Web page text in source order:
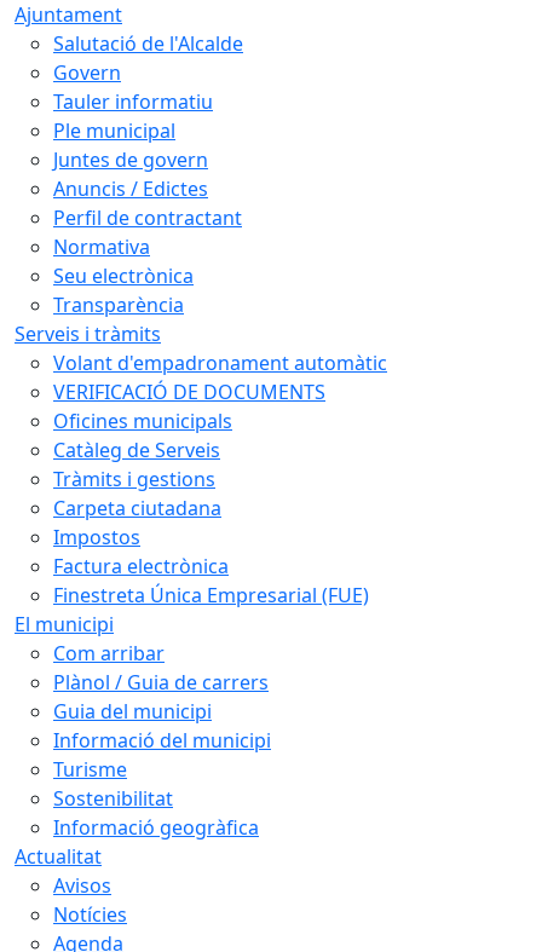
Ajuntament
Salutació de l'Alcalde
Govern
Tauler informatiu
Ple municipal
Juntes de govern
Anuncis / Edictes
Perfil de contractant
Normativa
Seu electrònica
Transparència
Serveis i tràmits
Volant d'empadronament automàtic
VERIFICACIÓ DE DOCUMENTS
Oficines municipals
Catàleg de Serveis
Tràmits i gestions
Carpeta ciutadana
Impostos
Factura electrònica
Finestreta Única Empresarial (FUE)
El municipi
Com arribar
Plànol / Guia de carrers
Guia del municipi
Informació del municipi
Turisme
Sostenibilitat
Informació geogràfica
Actualitat
Avisos
Notícies
Agenda